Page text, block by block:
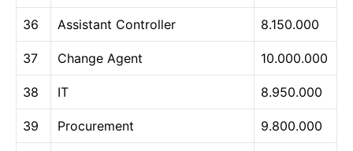
36 Assistant Controller 8.150.000
37 Change Agent 10.000.000
38 IT 8.950.000
39 Procurement 9.800.000